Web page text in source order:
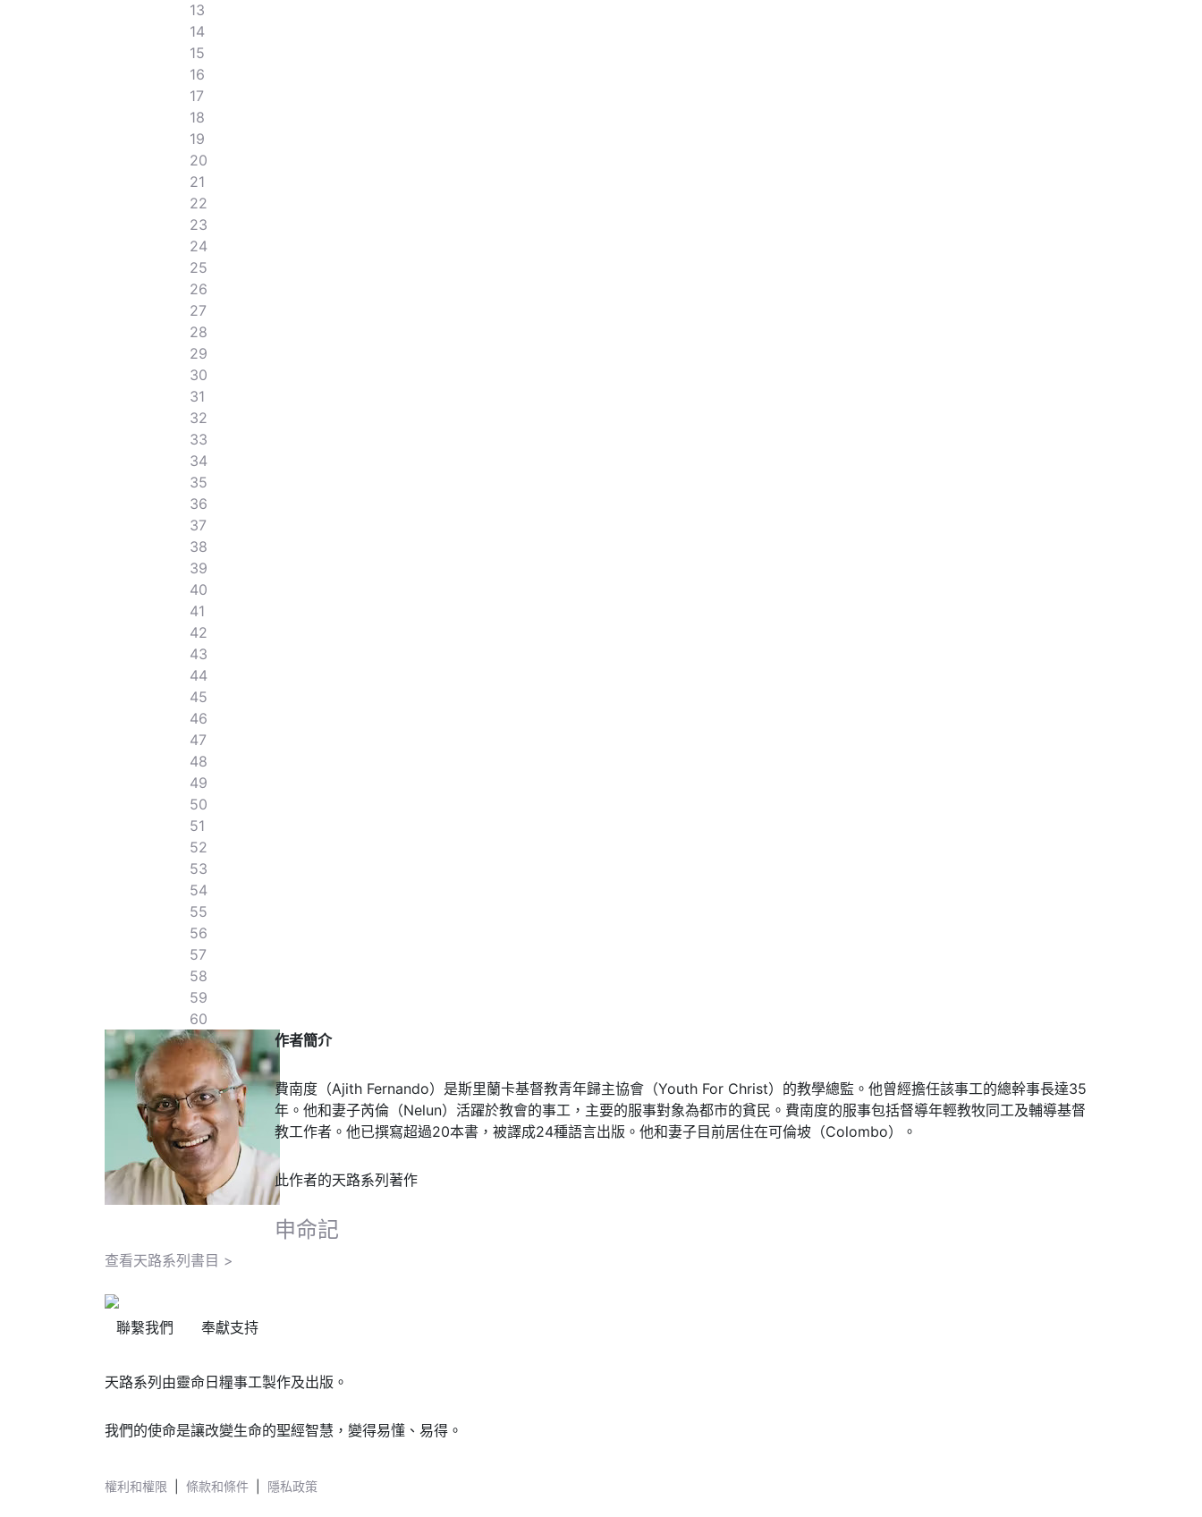
13
14
15
16
17
18
19
20
21
22
23
24
25
26
27
28
29
30
31
32
33
34
35
36
37
38
39
40
41
42
43
44
45
46
47
48
49
50
51
52
53
54
55
56
57
58
59
60
作者簡介
費南度（Ajith Fernando）是斯里蘭卡基督教青年歸主協會（Youth For Christ）的教學總監。他曾經擔任該事工的總幹事長達35
年。他和妻子芮倫（Nelun）活躍於教會的事工，主要的服事對象為都市的貧民。費南度的服事包括督導年輕教牧同工及輔導基督
教工作者。他已撰寫超過20本書，被譯成24種語言出版。他和妻子目前居住在可倫坡（Colombo）。
此作者的天路系列著作
申命記
查看天路系列書目 >
聯繫我們 奉獻支持
天路系列由靈命日糧事工製作及出版。
我們的使命是讓改變生命的聖經智慧，變得易懂、易得。
權利和權限 條款和條件 隱私政策